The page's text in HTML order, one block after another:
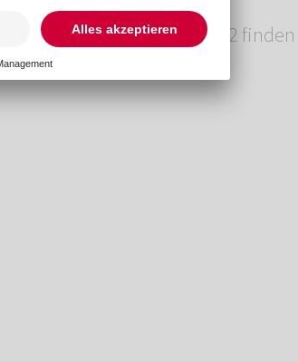
78. Seit dem 03.08.2022 finden
Str. 3.